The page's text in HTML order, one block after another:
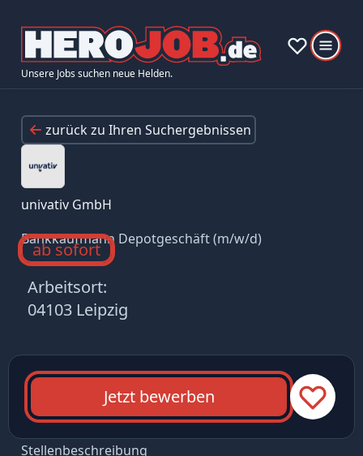
Unsere Jobs suchen neue Helden.
zurück zu Ihren Suchergebnissen
univativ GmbH
Bankkaufmann Depotgeschäft (m/w/d)
ab sofort
Arbeitsort:
04103 Leipzig
Jetzt bewerben
Stellenbeschreibung